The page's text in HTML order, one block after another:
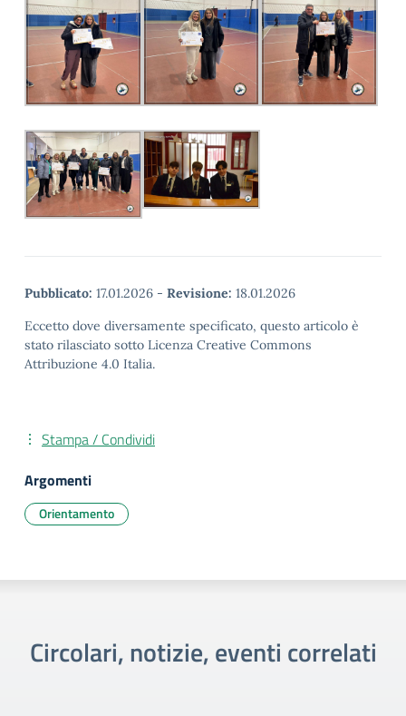
Pubblicato: 17.01.2026 - Revisione: 18.01.2026
Eccetto dove diversamente specificato, questo articolo è
stato rilasciato sotto Licenza Creative Commons
Attribuzione 4.0 Italia.
Stampa / Condividi
Argomenti
Orientamento
Circolari, notizie, eventi correlati